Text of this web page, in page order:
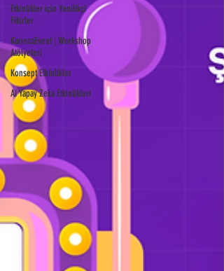
Etkinlikler için Yenilikçi
Fikirler
KarıncaEvent | Workshop
Atölyeleri
Konsept Etkinlikler
AI Yapay Zeka Etkinlikleri